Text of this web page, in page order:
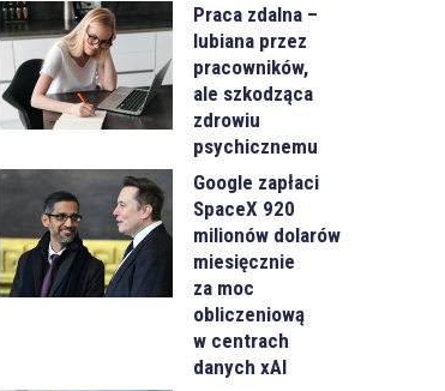
Praca zdalna –
lubiana przez
pracowników,
ale szkodząca
zdrowiu
psychicznemu
Google zapłaci
SpaceX 920
milionów dolarów
miesięcznie
za moc
obliczeniową
w centrach
danych xAI